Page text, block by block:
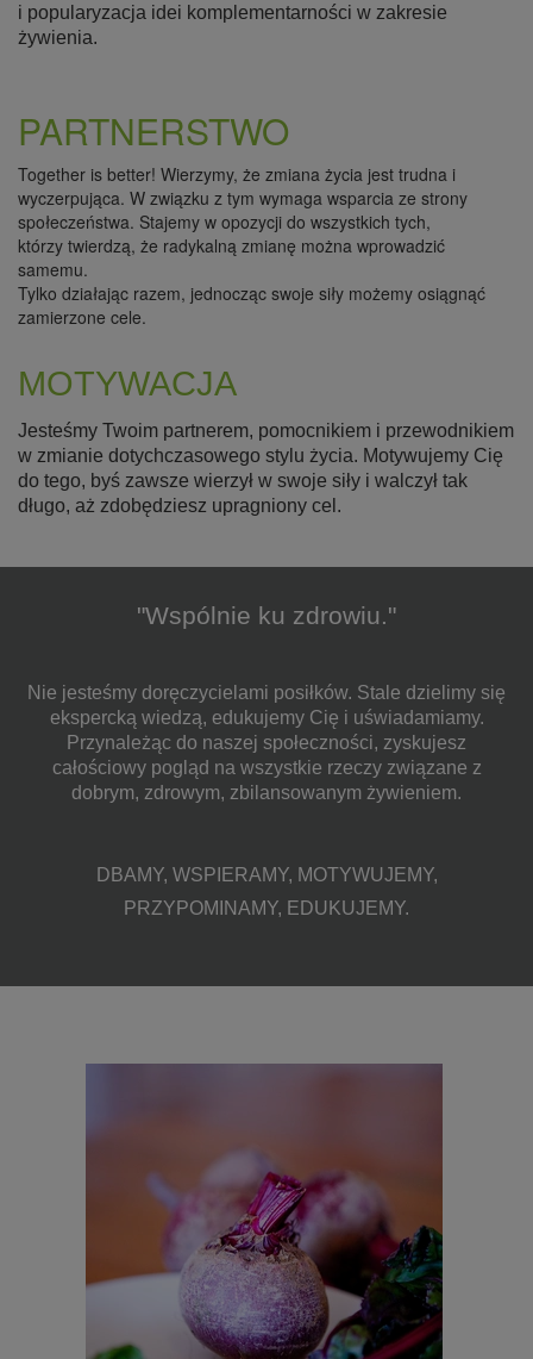
i popularyzacja idei komplementarności w zakresie
żywienia.
PARTNERSTWO
Together is better! Wierzymy, że zmiana życia jest trudna i
wyczerpująca. W związku z tym wymaga wsparcia ze strony
społeczeństwa. Stajemy w opozycji do wszystkich tych,
którzy twierdzą, że radykalną zmianę można wprowadzić
samemu.
Tylko działając razem, jednocząc swoje siły możemy osiągnąć
zamierzone cele.
MOTYWACJA
Jesteśmy Twoim partnerem, pomocnikiem i przewodnikiem
w zmianie dotychczasowego stylu życia. Motywujemy Cię
do tego, byś zawsze wierzył w swoje siły i walczył tak
długo, aż zdobędziesz upragniony cel.
"Wspólnie ku zdrowiu."
Nie jesteśmy doręczycielami posiłków. Stale dzielimy się
ekspercką wiedzą, edukujemy Cię i uświadamiamy.
Przynależąc do naszej społeczności, zyskujesz
całościowy pogląd na wszystkie rzeczy związane z
dobrym, zdrowym, zbilansowanym żywieniem.
DBAMY, WSPIERAMY, MOTYWUJEMY,
PRZYPOMINAMY, EDUKUJEMY.